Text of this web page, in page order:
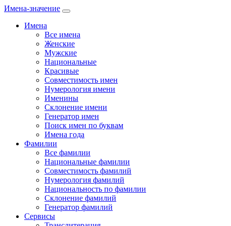
Имена-значение
Имена
Все имена
Женские
Мужские
Национальные
Красивые
Совместимость имен
Нумерология имени
Именины
Склонение имени
Генератор имен
Поиск имен по буквам
Имена года
Фамилии
Все фамилии
Национальные фамилии
Совместимость фамилий
Нумерология фамилий
Национальность по фамилии
Склонение фамилий
Генератор фамилий
Сервисы